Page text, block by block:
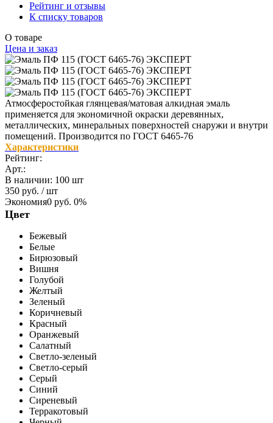
Рейтинг и отзывы
К списку товаров
О товаре
Цена и заказ
Атмосферостойкая глянцевая/матовая алкидная эмаль
применяется для экономичной окраски деревянных,
металлических, минеральных поверхностей снаружи и внутри
помещений. Производится по ГОСТ 6465-76
Характеристики
Рейтинг:
Арт.:
В наличии: 100 шт
350 руб. / шт
Экономия0 руб. 0%
Цвет
Бежевый
Белые
Бирюзовый
Вишня
Голубой
Желтый
Зеленый
Коричневый
Красный
Оранжевый
Салатный
Светло-зеленый
Светло-серый
Серый
Синий
Сиреневый
Терракотовый